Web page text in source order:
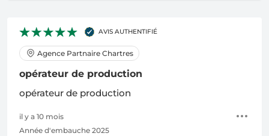
AVIS AUTHENTIFIÉ
Agence Partnaire Chartres
opérateur de production
opérateur de production
il y a 10 mois
Année d'embauche 2025